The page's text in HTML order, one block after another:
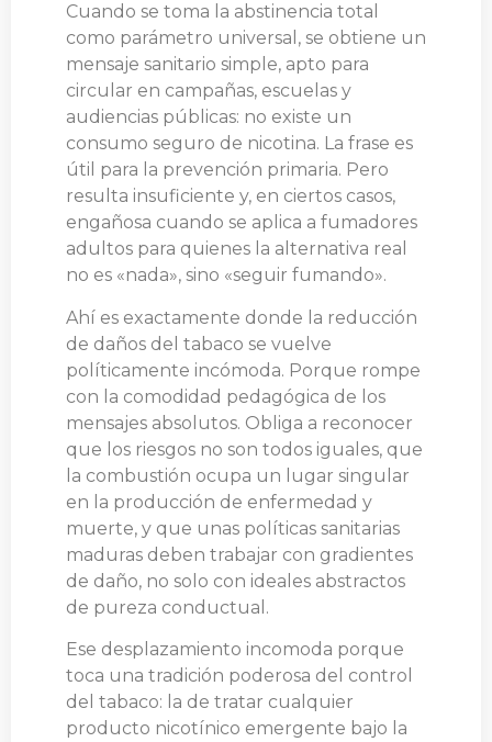
Cuando se toma la abstinencia total
como parámetro universal, se obtiene un
mensaje sanitario simple, apto para
circular en campañas, escuelas y
audiencias públicas: no existe un
consumo seguro de nicotina. La frase es
útil para la prevención primaria. Pero
resulta insuficiente y, en ciertos casos,
engañosa cuando se aplica a fumadores
adultos para quienes la alternativa real
no es «nada», sino «seguir fumando».
Ahí es exactamente donde la reducción
de daños del tabaco se vuelve
políticamente incómoda. Porque rompe
con la comodidad pedagógica de los
mensajes absolutos. Obliga a reconocer
que los riesgos no son todos iguales, que
la combustión ocupa un lugar singular
en la producción de enfermedad y
muerte, y que unas políticas sanitarias
maduras deben trabajar con gradientes
de daño, no solo con ideales abstractos
de pureza conductual.
Ese desplazamiento incomoda porque
toca una tradición poderosa del control
del tabaco: la de tratar cualquier
producto nicotínico emergente bajo la